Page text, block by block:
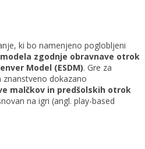
ki bo namenjeno poglobljeni
zgodnje obravnave otrok
Model (ESDM). Gre za
dokazano
malčkov in predšolskih otrok
na igri (angl. play-based